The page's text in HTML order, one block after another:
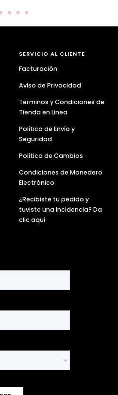
Ir
a
Ir
a
Ir
a
SERVICIO AL CLIENTE
Facturación
Aviso de Privacidad
Términos y Condiciones de
Tienda en Línea
Política de Envío y
Seguridad
Política de Cambios
Condiciones de Monedero
Electrónico
¿Recibiste tu pedido y
tuviste una incidencia? Da
clic aquí